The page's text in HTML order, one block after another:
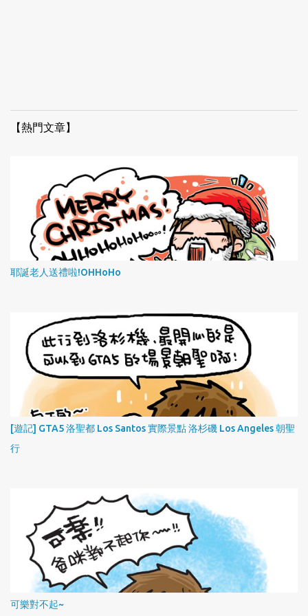
【熱門文章】
耶誕老人送禮啦!OHHoHo
[遊記] GTA5 洛聖都 Los Santos 實際景點 洛杉磯 Los Angeles 朝聖
行
可樂對不起~